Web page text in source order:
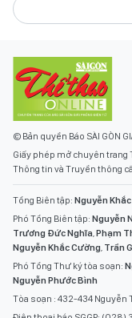
© Bản quyền Báo SÀI GÒN
Giấy phép mở chuyên trang
Thông tin và Truyền thông
Tổng Biên tập: Nguyễn Khắc
Phó Tổng Biên tập: Nguyễn
Trương Đức Nghĩa,Phạm
Nguyễn Khắc Cường, Trần
Phó Tổng Thư ký tòa soạn:
Nguyễn Phước Bình
Tòa soạn : 432-434 Nguyễn